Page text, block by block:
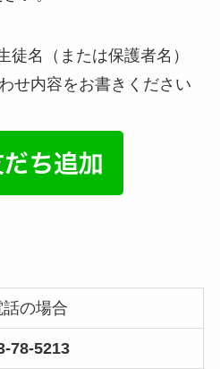
名（または保護者名）
内容をお書きください
話の場合
78-5213